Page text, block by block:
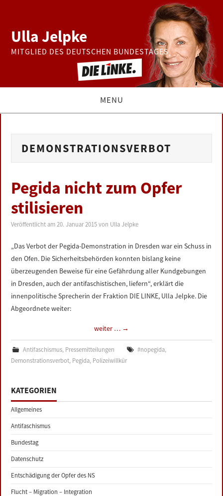
Ulla Jelpke
MITGLIED DES DEUTSCHEN BUNDESTAGES
MENU
BUNDESTAG
ZUR PERSON
DATENSCHUTZERKLÄRUNG
IMPRESSUM
DEMONSTRATIONSVERBOT
Pegida nicht zum Opfer
stilisieren
Veröffentlicht am20. Januar 2015 von Ulla Jelpke
„Das Verbot der Pegida-Demonstration in Dresden war ein Schuss in
den Ofen. Die Sicherheitsbehörden konnten bislang keine
überzeugenden Beweise für eine Gefährdung aller Kundgebungen
in Dresden, auch der antifaschistischen, liefern“, erklärt die
innenpolitische Sprecherin der Fraktion DIE LINKE, Ulla Jelpke. Die
Abgeordnete weiter:
weiter … →
Antifaschismus, Pressemitteilungen #nopegida,
Demonstrationsverbot, Pegida, Polizeiwillkür
KATEGORIEN
Allgemeines
Antifaschismus
Bundestag
Datenschutz
Entschädigung der Opfer des NS
Flucht – Migration – Integration